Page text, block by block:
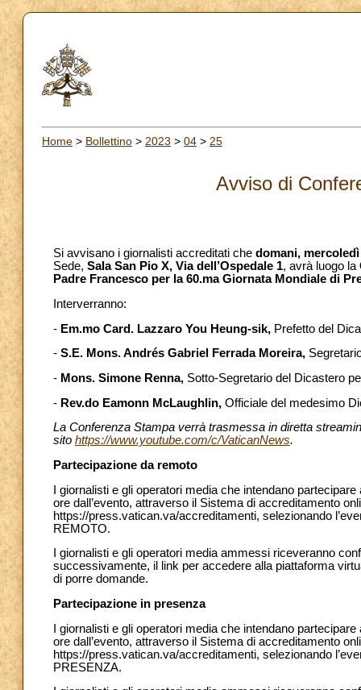
Home > Bollettino > 2023 > 04 > 25
Avviso di
Si avvisano i giornalisti accreditati che domani, mercoledì
Sede, Sala San Pio X, Via dell’Ospedale 1, avrà luogo la
Padre Francesco per la 60.ma Giornata Mondiale di
Interverranno:
- Em.mo Card. Lazzaro You Heung-sik, Prefetto del
- S.E. Mons. Andrés Gabriel Ferrada Moreira,
- Mons. Simone Renna, Sotto-Segretario del Dicastero
- Rev.do Eamonn McLaughlin, Officiale del medesimo
La Conferenza Stampa verrà trasmessa in diretta
sito https://www.youtube.com/c/VaticanNews.
Partecipazione da remoto
I giornalisti e gli operatori media che intendano
ore dall’evento, attraverso il Sistema di accreditamento
https://press.vatican.va/accreditamenti, selezionando
REMOTO.
I giornalisti e gli operatori media ammessi riceveranno
successivamente, il link per accedere alla piattaforma
di porre domande.
Partecipazione in presenza
I giornalisti e gli operatori media che intendano
ore dall’evento, attraverso il Sistema di accreditamento
https://press.vatican.va/accreditamenti, selezionando
PRESENZA.